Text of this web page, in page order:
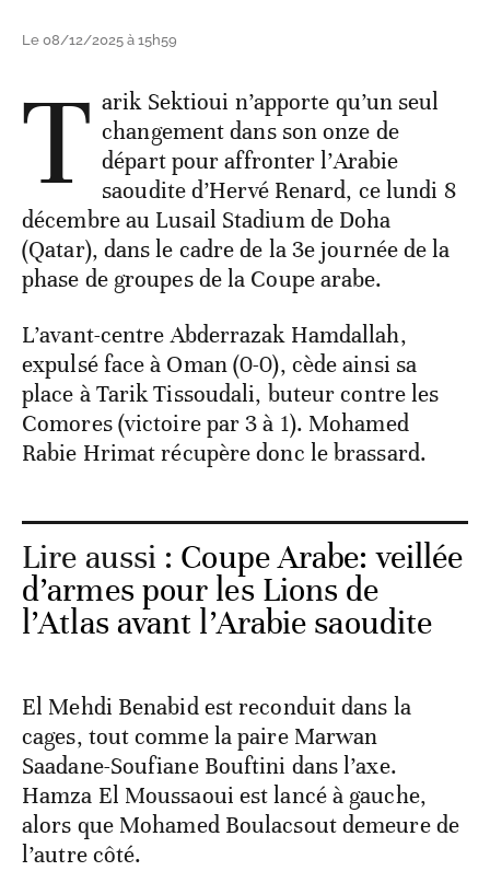
Le 08/12/2025 à 15h59
T arik Sektioui n’apporte qu’un seul
changement dans son onze de
départ pour affronter l’Arabie
saoudite d’Hervé Renard, ce lundi 8
décembre au Lusail Stadium de Doha
(Qatar), dans le cadre de la 3e journée de la
phase de groupes de la Coupe arabe.
L’avant-centre Abderrazak Hamdallah,
expulsé face à Oman (0-0), cède ainsi sa
place à Tarik Tissoudali, buteur contre les
Comores (victoire par 3 à 1). Mohamed
Rabie Hrimat récupère donc le brassard.
Lire aussi : Coupe Arabe: veillée
d’armes pour les Lions de
l’Atlas avant l’Arabie saoudite
El Mehdi Benabid est reconduit dans la
cages, tout comme la paire Marwan
Saadane-Soufiane Bouftini dans l’axe.
Hamza El Moussaoui est lancé à gauche,
alors que Mohamed Boulacsout demeure de
l’autre côté.